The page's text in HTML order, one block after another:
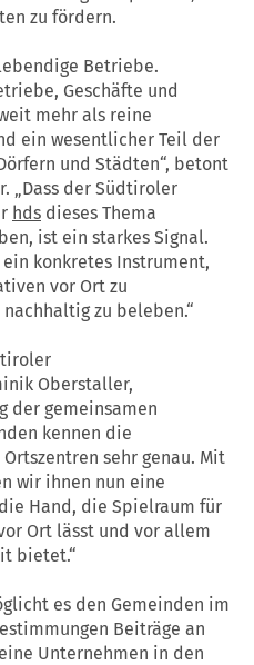
zu fördern.
Betriebe.
Geschäfte und
mehr als reine
ein wesentlicher Teil der
und Städten“, betont
„Dass der Südtiroler
hds dieses Thema
ist ein starkes Signal.
konkretes Instrument,
vor Ort zu
zu beleben.“
Oberstaller,
der gemeinsamen
kennen die
sehr genau. Mit
wir ihnen nun eine
Hand, die Spielraum für
Ort lässt und vor allem
bietet.“
es den Gemeinden im
Beiträge an
Unternehmen in den